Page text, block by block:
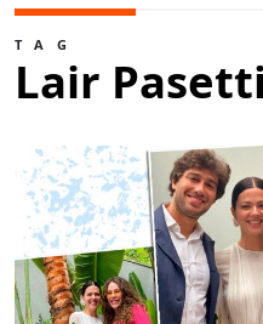
TAG
Lair Pasetti